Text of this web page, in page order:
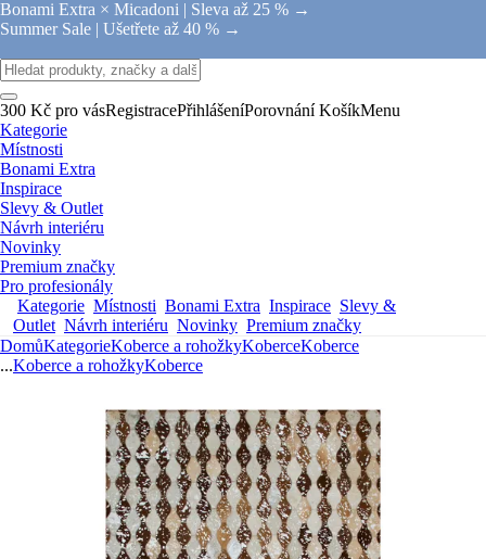
Bonami Extra × Micadoni | Sleva až 25 % →
Summer Sale | Ušetřete až 40 % →
300 Kč pro vásRegistracePřihlášeníPorovnání KošíkMenu
Kategorie
Místnosti
Bonami Extra
Inspirace
Slevy & Outlet
Návrh interiéru
Novinky
Premium značky
Pro profesionály
Kategorie Místnosti Bonami Extra Inspirace Slevy &
Outlet Návrh interiéru Novinky Premium značky
DomůKategorieKoberce a rohožkyKoberceKoberce
...Koberce a rohožkyKoberce